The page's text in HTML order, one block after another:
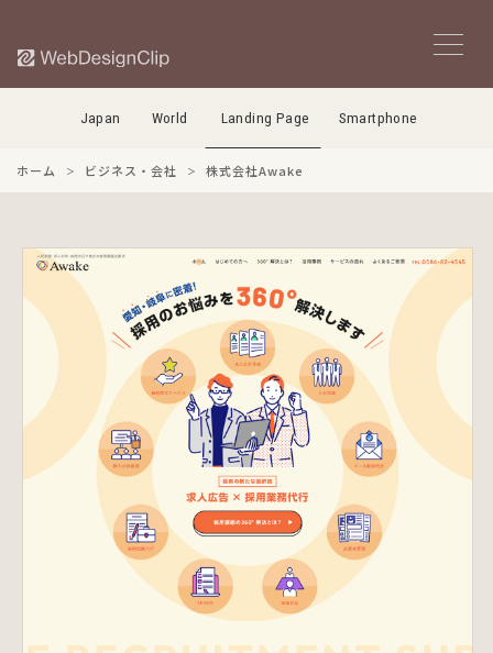
Japan World Landing Page Smartphone
ホーム ビジネス・会社 株式会社Awake